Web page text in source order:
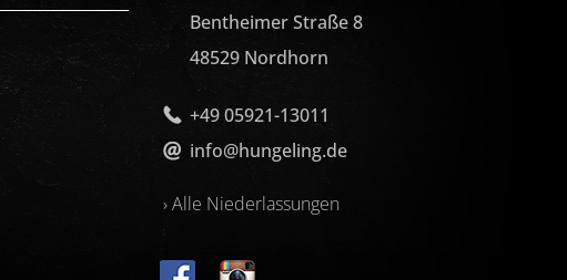
Bentheimer Straße 8
48529 Nordhorn
+49 05921-13011
info@hungeling.de
› Alle Niederlassungen